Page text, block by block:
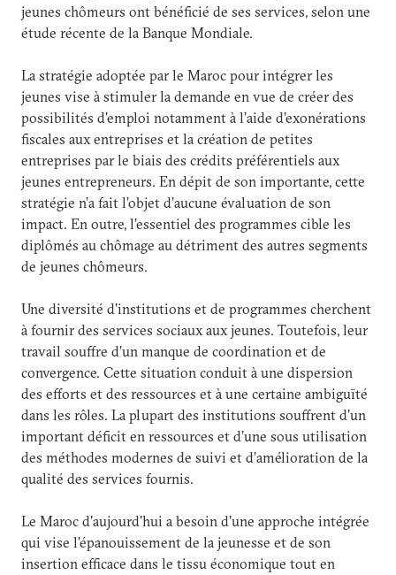
jeunes chômeurs ont bénéficié de ses services, selon une
étude récente de la Banque Mondiale.
La stratégie adoptée par le Maroc pour intégrer les
jeunes vise à stimuler la demande en vue de créer des
possibilités d'emploi notamment à l’aide d’exonérations
fiscales aux entreprises et la création de petites
entreprises par le biais des crédits préférentiels aux
jeunes entrepreneurs. En dépit de son importante, cette
stratégie n’a fait l’objet d’aucune évaluation de son
impact. En outre, l’essentiel des programmes cible les
diplômés au chômage au détriment des autres segments
de jeunes chômeurs.
Une diversité d'institutions et de programmes cherchent
à fournir des services sociaux aux jeunes. Toutefois, leur
travail souffre d’un manque de coordination et de
convergence. Cette situation conduit à une dispersion
des efforts et des ressources et à une certaine ambiguïté
dans les rôles. La plupart des institutions souffrent d'un
important déficit en ressources et d’une sous utilisation
des méthodes modernes de suivi et d’amélioration de la
qualité des services fournis.
Le Maroc d'aujourd'hui a besoin d'une approche intégrée
qui vise l’épanouissement de la jeunesse et de son
insertion efficace dans le tissu économique tout en